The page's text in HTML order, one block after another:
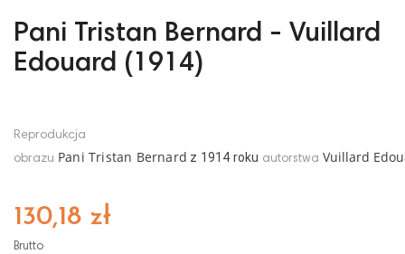
Pani Tristan Bernard - Vuillard
Edouard (1914)
Reprodukcja
obrazu Pani Tristan Bernard z 1914 roku autorstwaVuillard
130,18 zł
Brutto